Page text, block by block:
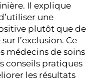
Il explique
une
plutôt que de
l’exclusion. Ce
médecins de soins
conseils pratiques
les résultats